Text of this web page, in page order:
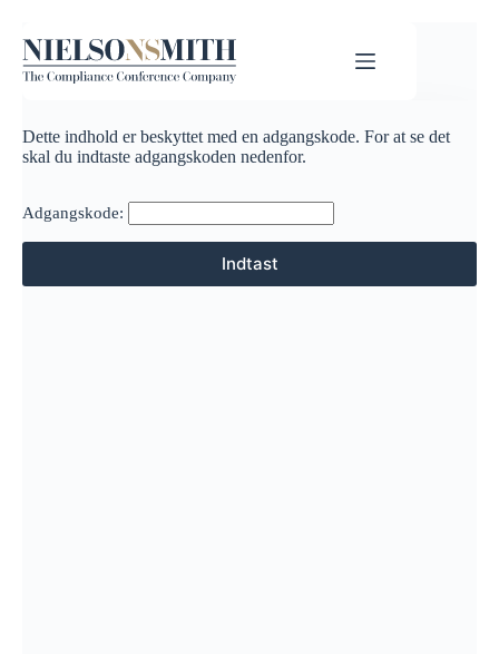
Dette indhold er beskyttet med en adgangskode. For at se det
skal du indtaste adgangskoden nedenfor.
Adgangskode: